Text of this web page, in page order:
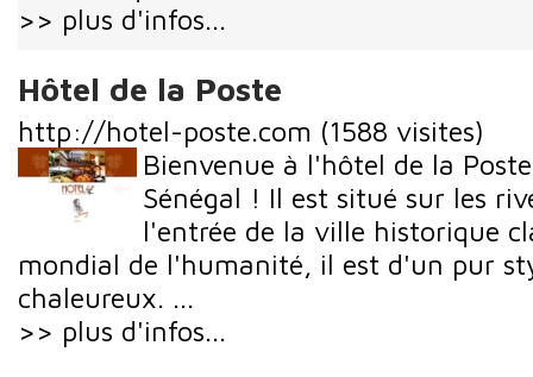
>> plus d'infos...
Hôtel de la Poste
http://hotel-poste.com (1588 visites)
Bienvenue à l'hôtel de la
Sénégal ! Il est situé sur les
l'entrée de la ville historique
mondial de l'humanité, il est d'un pur
chaleureux. ...
>> plus d'infos...